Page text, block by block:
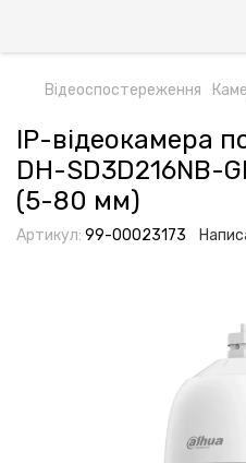
Відеоспостереження
IP-відеокамера
DH-SD3D216NB-
(5-80 мм)
Артикул: 99-00023173